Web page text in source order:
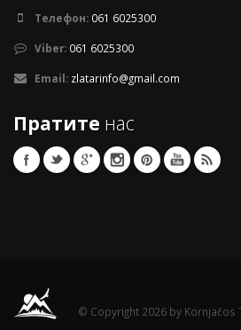
Телефон: 061 6025300
Viber: 061 6025300
Email: zlatarinfo@gmail.com
Пратите нас
© Copyright 2026 by Kornjačos